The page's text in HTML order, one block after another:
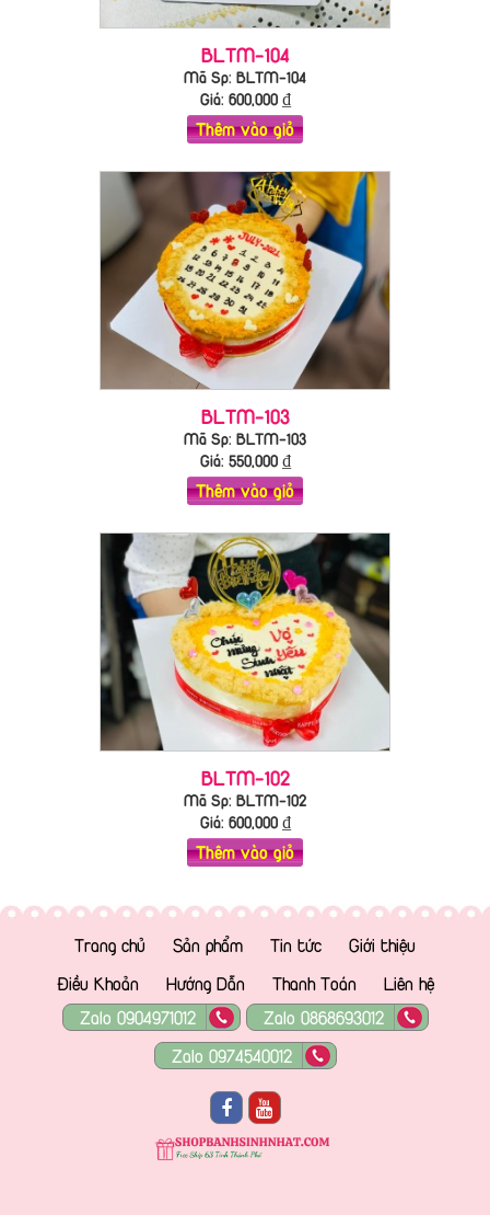
BLTM-104
Mã Sp: BLTM-104
Giá: 600,000₫
Thêm vào giỏ
BLTM-103
Mã Sp: BLTM-103
Giá: 550,000₫
Thêm vào giỏ
BLTM-102
Mã Sp: BLTM-102
Giá: 600,000₫
Thêm vào giỏ
Trang chủ Sản phẩm Tin tức
Giới thiệu
Điều Khoản
Hướng Dẫn Thanh Toán
Liên hệ
Zalo 0904971012
Zalo 0868693012
Zalo 0974540012